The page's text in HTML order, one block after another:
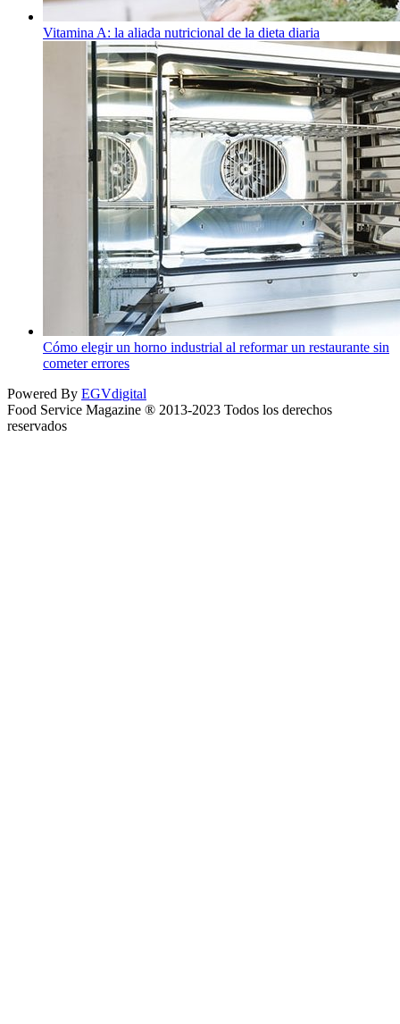
Vitamina A: la aliada nutricional de la dieta diaria
Cómo elegir un horno industrial al reformar un restaurante sin
cometer errores
Powered By EGVdigital
Food Service Magazine ® 2013-2023 Todos los derechos
reservados